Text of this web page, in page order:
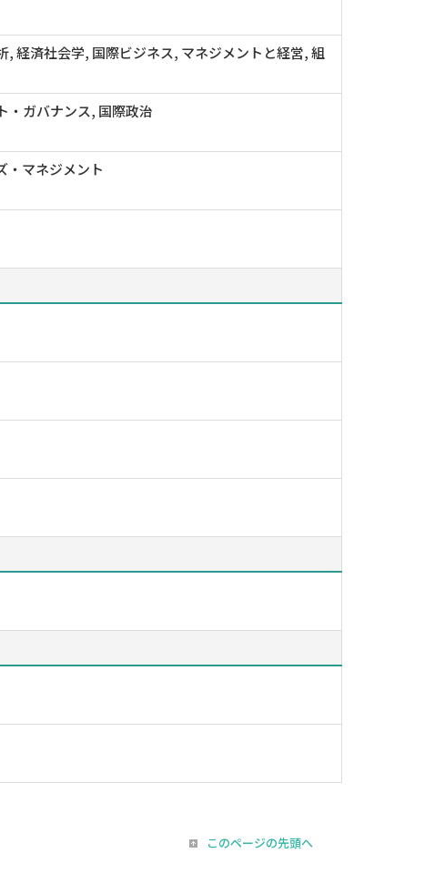
経済社会学, 国際ビジネス, マネジメントと経営, 組
・ガバナンス, 国際政治
・マネジメント
このページの先頭へ